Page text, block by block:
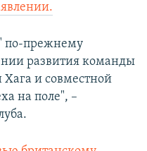
по-прежнему
развития команды
Хага и совместной
на поле", –